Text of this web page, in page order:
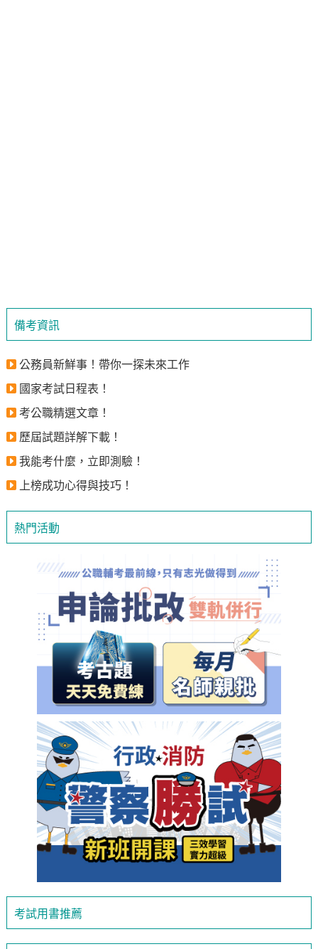
備考資訊
公務員新鮮事！帶你一探未來工作
國家考試日程表！
考公職精選文章！
歷屆試題詳解下載！
我能考什麼，立即測驗！
上榜成功心得與技巧！
熱門活動
考試用書推薦